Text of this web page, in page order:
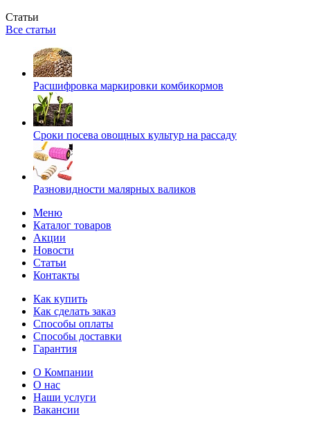
Статьи
Все статьи
Расшифровка маркировки комбикормов
Сроки посева овощных культур на рассаду
Разновидности малярных валиков
Меню
Каталог товаров
Акции
Новости
Статьи
Контакты
Как купить
Как сделать заказ
Способы оплаты
Способы доставки
Гарантия
О Компании
О нас
Наши услуги
Вакансии